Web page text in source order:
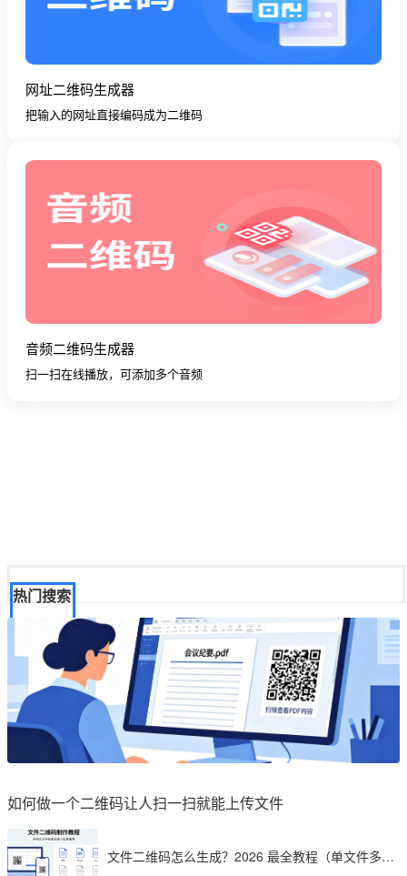
网址二维码生成器
把输入的网址直接编码成为二维码
音频二维码生成器
扫一扫在线播放，可添加多个音频
热门搜索
如何做一个二维码让人扫一扫就能上传文件
文件二维码怎么生成？2026 最全教程（单文件多文